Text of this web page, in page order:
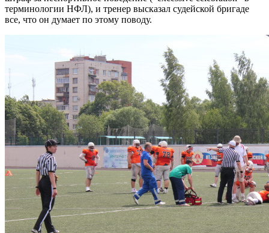
терминологии НФЛ), и тренер высказал судейской бригаде
все, что он думает по этому поводу.